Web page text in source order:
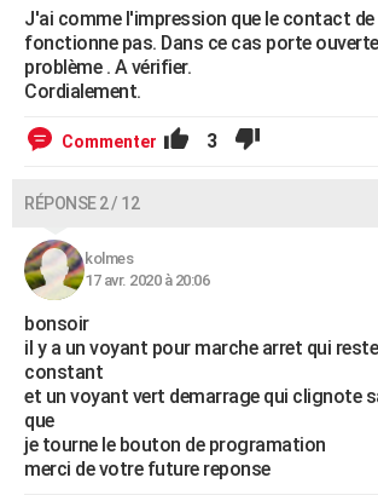
FORUM
Bricolage
Lifestyle
Culture
Sport
Auto
Television
Voyage
Cinema
J'ai comme l'impression que le contact de
fonctionne pas. Dans ce cas porte
problème . A vérifier.
Cordialement.
Commenter 3
RÉPONSE 2 / 12
kolmes
17 avr. 2020 à 20:06
bonsoir
il y a un voyant pour marche arret qui
constant
et un voyant vert demarrage qui clignote
que
je tourne le bouton de programation
merci de votre future reponse